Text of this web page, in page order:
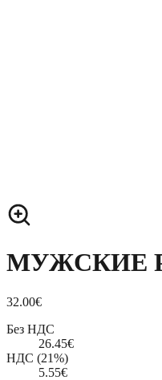
МУЖСКИЕ
32.00€
Без НДС
26.45€
НДС (21%)
5.55€